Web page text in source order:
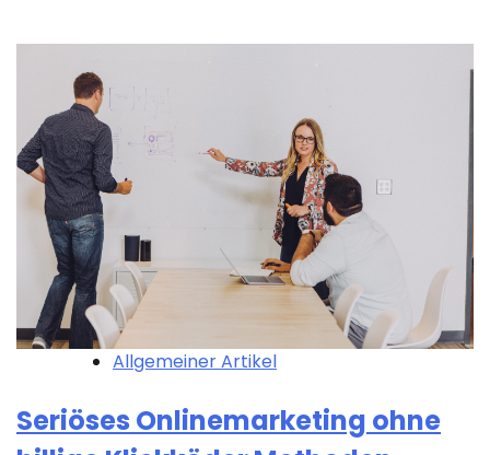
Allgemeiner Artikel
Seriöses Onlinemarketing ohne